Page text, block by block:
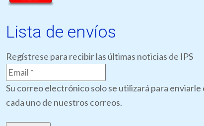
Lista de envíos
Regístrese para recibir las últimas noticias de IPS
Su correo electrónico solo se utilizará para
cada uno de nuestros correos.